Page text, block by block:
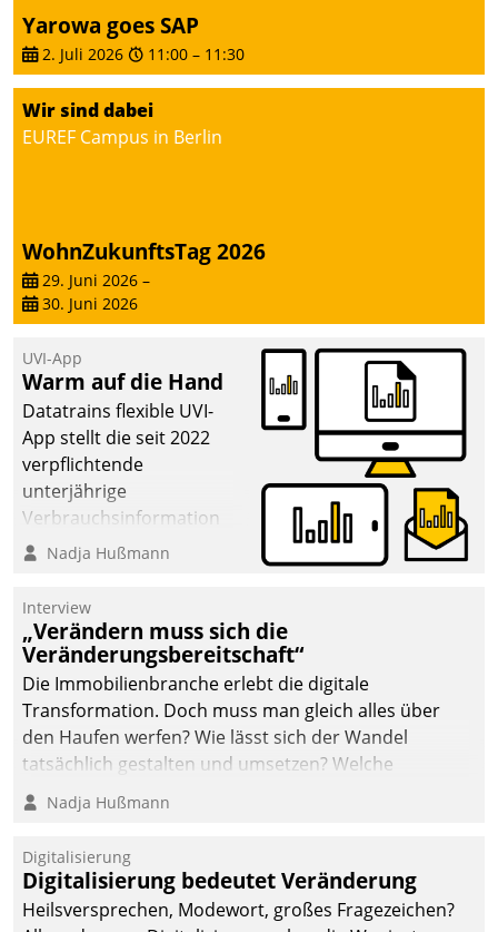
Yarowa goes SAP
2. Juli 2026 11:00 – 11:30
Wir sind dabei
EUREF Campus in Berlin
WohnZukunftsTag 2026
29. Juni 2026 –
30. Juni 2026
UVI-App
Warm auf die Hand
Datatrains flexible UVI-
App stellt die seit 2022
verpflichtende
unterjährige
Verbrauchsinformation
schnell, zuverlässig und
Die monatlichen
Mitteilungen zum
Heizungs- und
Wasserverbrauch gehen
automatisiert, vollständig
und auf Wunsch über
mehrere zuvor
Kommunikationswege bei
Nadja Hußmann
Interview
„Verändern muss sich die
Veränderungsbereitschaft“
Die Immobilienbranche erlebt die digitale
Transformation. Doch muss man gleich alles über
den Haufen werfen? Wie lässt sich der Wandel
tatsächlich gestalten und umsetzen? Welche
Argumente zählen wirklich?
Nadja Hußmann
Digitalisierung
Digitalisierung bedeutet Veränderung
Heilsversprechen, Modewort, großes Fragezeichen?